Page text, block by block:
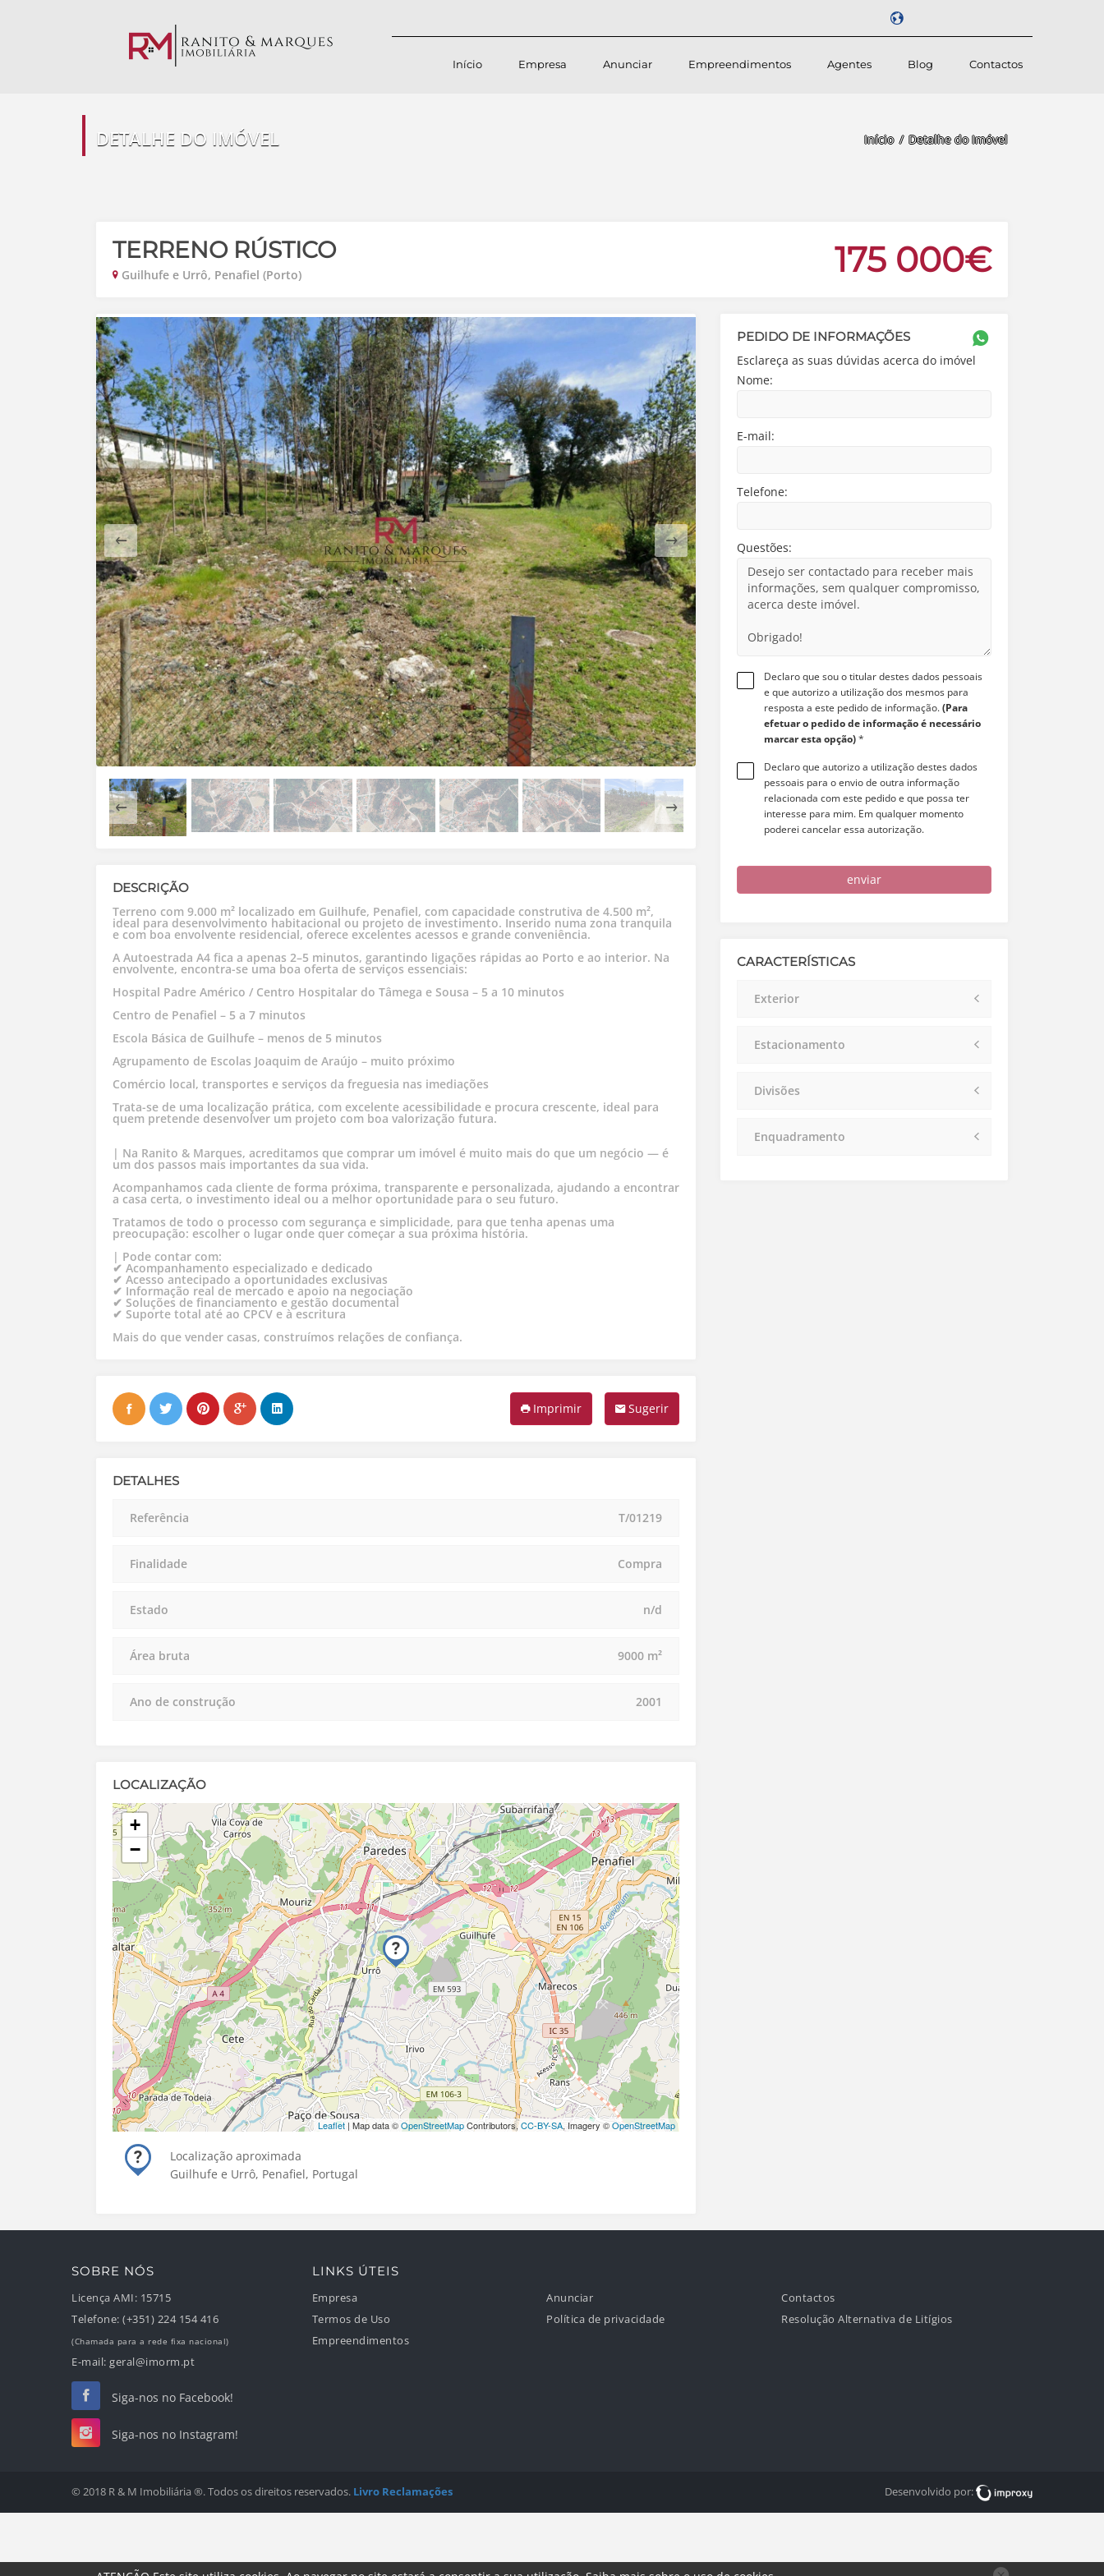
Início Empresa Anunciar Empreendimentos Agentes Blog Contactos
DETALHE DO IMÓVEL Início Detalhe do Imóvel
TERRENO RÚSTICO
Guilhufe e Urrô, Penafiel (Porto) 175 000€
DESCRIÇÃO
Terreno com 9.000 m² localizado em Guilhufe, Penafiel, com capacidade construtiva de 4.500 m²,
ideal para desenvolvimento habitacional ou projeto de investimento. Inserido numa zona tranquila
e com boa envolvente residencial, oferece excelentes acessos e grande conveniência.
A Autoestrada A4 fica a apenas 2–5 minutos, garantindo ligações rápidas ao Porto e ao interior. Na
envolvente, encontra-se uma boa oferta de serviços essenciais:
Hospital Padre Américo / Centro Hospitalar do Tâmega e Sousa – 5 a 10 minutos
Centro de Penafiel – 5 a 7 minutos
Escola Básica de Guilhufe – menos de 5 minutos
Agrupamento de Escolas Joaquim de Araújo – muito próximo
Comércio local, transportes e serviços da freguesia nas imediações
Trata-se de uma localização prática, com excelente acessibilidade e procura crescente, ideal para
quem pretende desenvolver um projeto com boa valorização futura.
| Na Ranito & Marques, acreditamos que comprar um imóvel é muito mais do que um negócio — é
um dos passos mais importantes da sua vida.
Acompanhamos cada cliente de forma próxima, transparente e personalizada, ajudando a encontrar
a casa certa, o investimento ideal ou a melhor oportunidade para o seu futuro.
Tratamos de todo o processo com segurança e simplicidade, para que tenha apenas uma
preocupação: escolher o lugar onde quer começar a sua próxima história.
| Pode contar com:
✔ Acompanhamento especializado e dedicado
✔ Acesso antecipado a oportunidades exclusivas
✔ Informação real de mercado e apoio na negociação
✔ Soluções de financiamento e gestão documental
✔ Suporte total até ao CPCV e à escritura
Mais do que vender casas, construímos relações de confiança.
Sugerir
Imprimir
DETALHES
Referência T/01219
Finalidade Compra
Estado n/d
Área bruta 9000 m²
Ano de construção 2001
LOCALIZAÇÃO
+
−
Leaflet | Map data ©OpenStreetMapContributors,CC-BY-SA, Imagery ©OpenStreetMap
Localização aproximada
Guilhufe e Urrô, Penafiel, Portugal
PEDIDO DE INFORMAÇÕES
Esclareça as suas dúvidas acerca do imóvel
Nome:
E-mail:
Telefone:
Questões:
Declaro que sou o titular destes dados pessoais
e que autorizo a utilização dos mesmos para
resposta a este pedido de informação.(Para
efetuar o pedido de informação é necessário
marcar esta opção)*
Declaro que autorizo a utilização destes dados
pessoais para o envio de outra informação
relacionada com este pedido e que possa ter
interesse para mim. Em qualquer momento
poderei cancelar essa autorização.
enviar
CARACTERÍSTICAS
Exterior
Estacionamento
Divisões
Enquadramento
SOBRE NÓS
Licença AMI: 15715
Telefone: (+351) 224 154 416
(Chamada para a rede fixa nacional)
E-mail: geral@imorm.pt
Siga-nos no Facebook!
Siga-nos no Instagram!
LINKS ÚTEIS
Empresa
Termos de Uso
Empreendimentos
Anunciar
Política de privacidade
Contactos
Resolução Alternativa de Litígios
© 2018 R & M Imobiliária ®. Todos os direitos reservados. Livro Reclamações Desenvolvido por: